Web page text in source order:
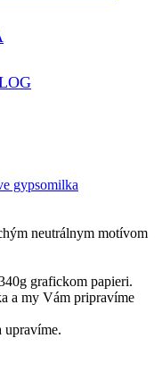
neutrálnym motívom
grafickom papieri.
a my Vám pripravíme
upravíme.